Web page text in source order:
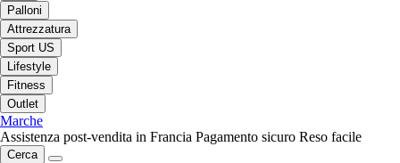
Palloni
Attrezzatura
Sport US
Lifestyle
Fitness
Outlet
Marche
Assistenza post-vendita in Francia Pagamento sicuro Reso facile
Cerca